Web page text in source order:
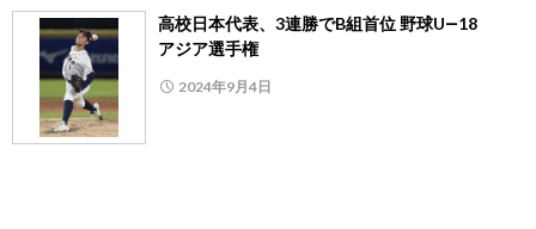
高校日本代表、3連勝でB組首位 野球U―18
アジア選手権
2024年9月4日